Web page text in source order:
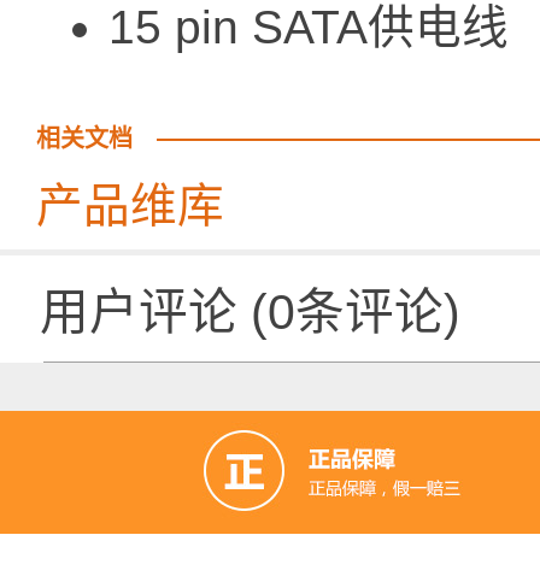
15 pin
相关文档
产品维库
用户评论 (0条评论)